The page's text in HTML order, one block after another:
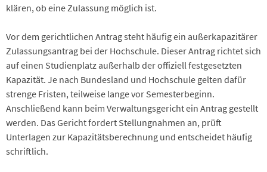
klären, ob eine Zulassung möglich ist.
Vor dem gerichtlichen Antrag steht häufig ein außerkapazitärer
Zulassungsantrag bei der Hochschule. Dieser Antrag richtet sich
auf einen Studienplatz außerhalb der offiziell festgesetzten
Kapazität. Je nach Bundesland und Hochschule gelten dafür
strenge Fristen, teilweise lange vor Semesterbeginn.
Anschließend kann beim Verwaltungsgericht ein Antrag gestellt
werden. Das Gericht fordert Stellungnahmen an, prüft
Unterlagen zur Kapazitätsberechnung und entscheidet häufig
schriftlich.